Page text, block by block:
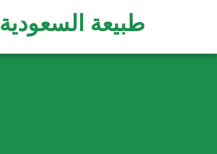
طبيعة السعودية